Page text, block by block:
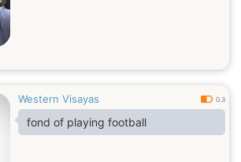
Western Visayas 0.3
fond of playing football